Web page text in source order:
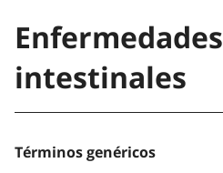
Enfermedades
intestinales
Términos genéricos